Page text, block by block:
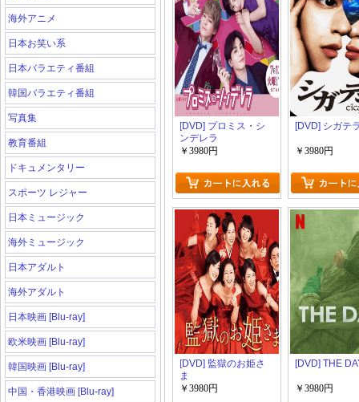
海外アニメ
日本お笑い系
日本バラエティ番組
韓国バラエティ番組
写真集
教育番組
ドキュメンタリー
スポーツ レジャー
日本ミュージック
海外ミュージック
日本アダルト
海外アダルト
日本映画 [Blu-ray]
欧米映画 [Blu-ray]
韓国映画 [Blu-ray]
中国・香港映画 [Blu-ray]
[DVD] プロミス・シ
ンデレラ
￥3980円
[DVD] シガテ
￥3980円
[DVD] 監獄のお姫さ
ま
￥3980円
[DVD] THE
￥3980円